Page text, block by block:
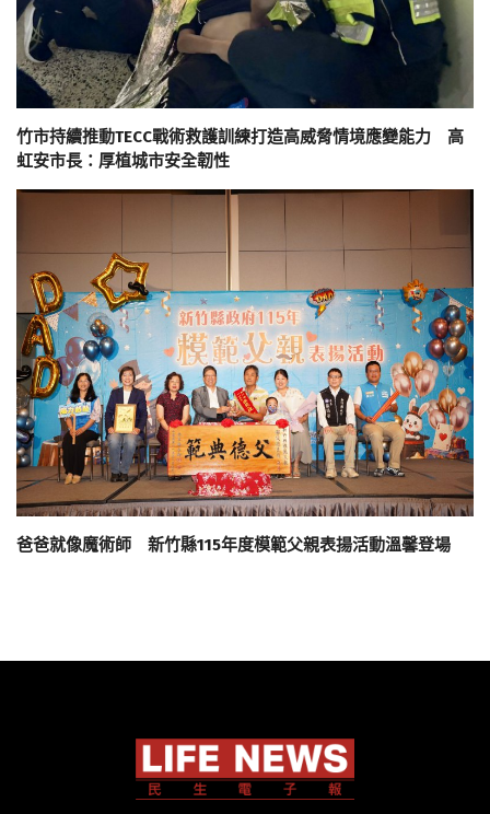
竹市持續推動TECC戰術救護訓練打造高威脅情境應變能力 高
虹安市長：厚植城市安全韌性
爸爸就像魔術師 新竹縣115年度模範父親表揚活動溫馨登場